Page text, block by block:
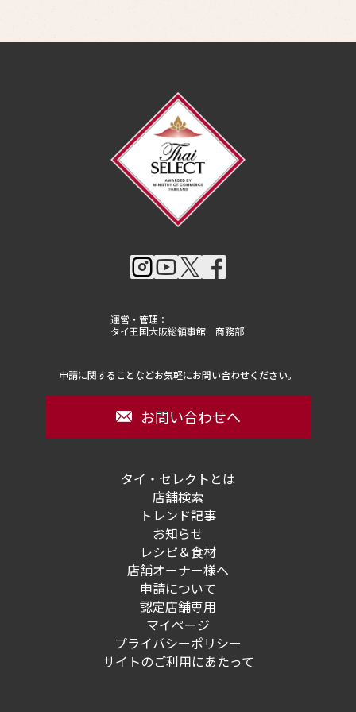
運営・管理：
タイ王国大阪総領事館 商務部
申請に関することなどお気軽にお問い合わせください。
お問い合わせへ
タイ・セレクトとは
店舗検索
トレンド記事
お知らせ
レシピ＆食材
店舗オーナー様へ
申請について
認定店舗専用
マイページ
プライバシーポリシー
サイトのご利用にあたって